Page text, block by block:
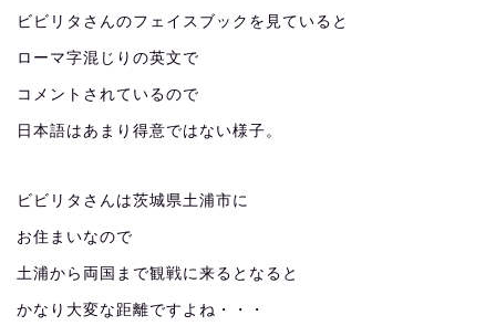
ビビリタさんのフェイスブックを見ていると
ローマ字混じりの英文で
コメントされているので
日本語はあまり得意ではない様子。
ビビリタさんは茨城県土浦市に
お住まいなので
土浦から両国まで観戦に来るとなると
かなり大変な距離ですよね・・・